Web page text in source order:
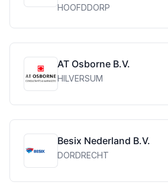
HOOFDDORP
AT Osborne B.V.
HILVERSUM
Besix Nederland B.V.
DORDRECHT